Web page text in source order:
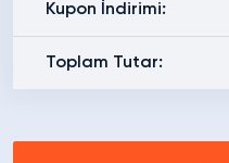
Kupon İndirimi:
Toplam Tutar: